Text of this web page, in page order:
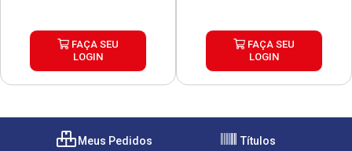
FAÇA SEU
LOGIN
FAÇA SEU
LOGIN
Meus Pedidos Títulos